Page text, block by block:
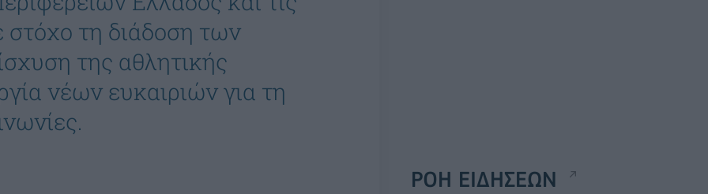
στόχο τη διάδοση των
της αθλητικής
νέων ευκαιριών για τη
ΡΟΗ ΕΙΔΗΣΕΩΝ